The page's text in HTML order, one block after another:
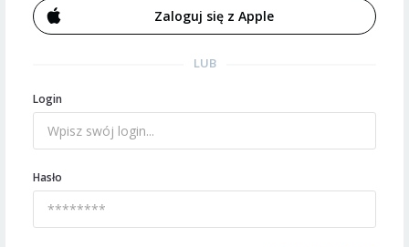
Zaloguj się z Apple
LUB
Login
Hasło